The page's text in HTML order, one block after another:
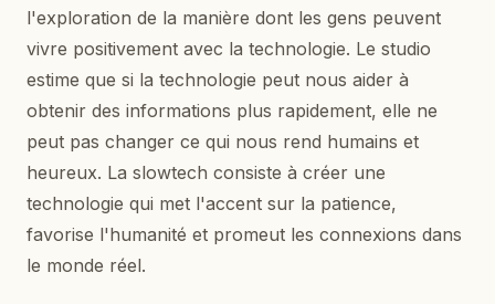
l'exploration de la manière dont les gens peuvent
vivre positivement avec la technologie. Le studio
estime que si la technologie peut nous aider à
obtenir des informations plus rapidement, elle ne
peut pas changer ce qui nous rend humains et
heureux. La slowtech consiste à créer une
technologie qui met l'accent sur la patience,
favorise l'humanité et promeut les connexions dans
le monde réel.